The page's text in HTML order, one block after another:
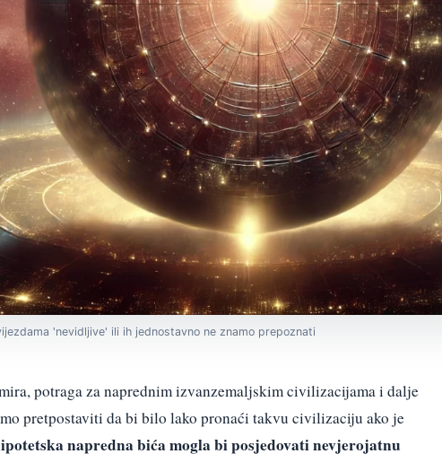
'nevidljive' ili ih jednostavno ne znamo prepoznati
potraga za naprednim izvanzemaljskim civilizacijama i dalje
pretpostaviti da bi bilo lako pronaći takvu civilizaciju ako je
napredna bića mogla bi posjedovati nevjerojatnu